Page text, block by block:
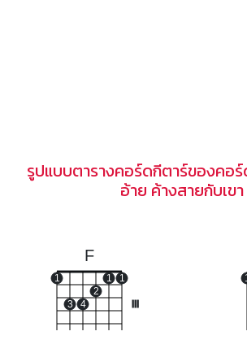
รูปแบบตารางคอร์ดกีตาร์ของคอ
อ้าย ค้างสายกับเขา
F
1
3 4
2
1 1